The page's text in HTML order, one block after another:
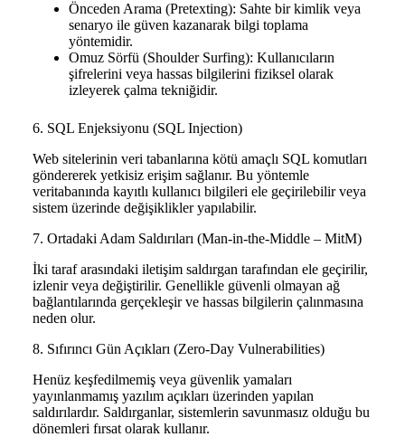
Önceden Arama (Pretexting): Sahte bir kimlik veya
senaryo ile güven kazanarak bilgi toplama
yöntemidir.
Omuz Sörfü (Shoulder Surfing): Kullanıcıların
şifrelerini veya hassas bilgilerini fiziksel olarak
izleyerek çalma tekniğidir.
6. SQL Enjeksiyonu (SQL Injection)
Web sitelerinin veri tabanlarına kötü amaçlı SQL komutları
göndererek yetkisiz erişim sağlanır. Bu yöntemle
veritabanında kayıtlı kullanıcı bilgileri ele geçirilebilir veya
sistem üzerinde değişiklikler yapılabilir.
7. Ortadaki Adam Saldırıları (Man-in-the-Middle – MitM)
İki taraf arasındaki iletişim saldırgan tarafından ele geçirilir,
izlenir veya değiştirilir. Genellikle güvenli olmayan ağ
bağlantılarında gerçekleşir ve hassas bilgilerin çalınmasına
neden olur.
8. Sıfırıncı Gün Açıkları (Zero-Day Vulnerabilities)
Henüz keşfedilmemiş veya güvenlik yamaları
yayınlanmamış yazılım açıkları üzerinden yapılan
saldırılardır. Saldırganlar, sistemlerin savunmasız olduğu bu
dönemleri fırsat olarak kullanır.